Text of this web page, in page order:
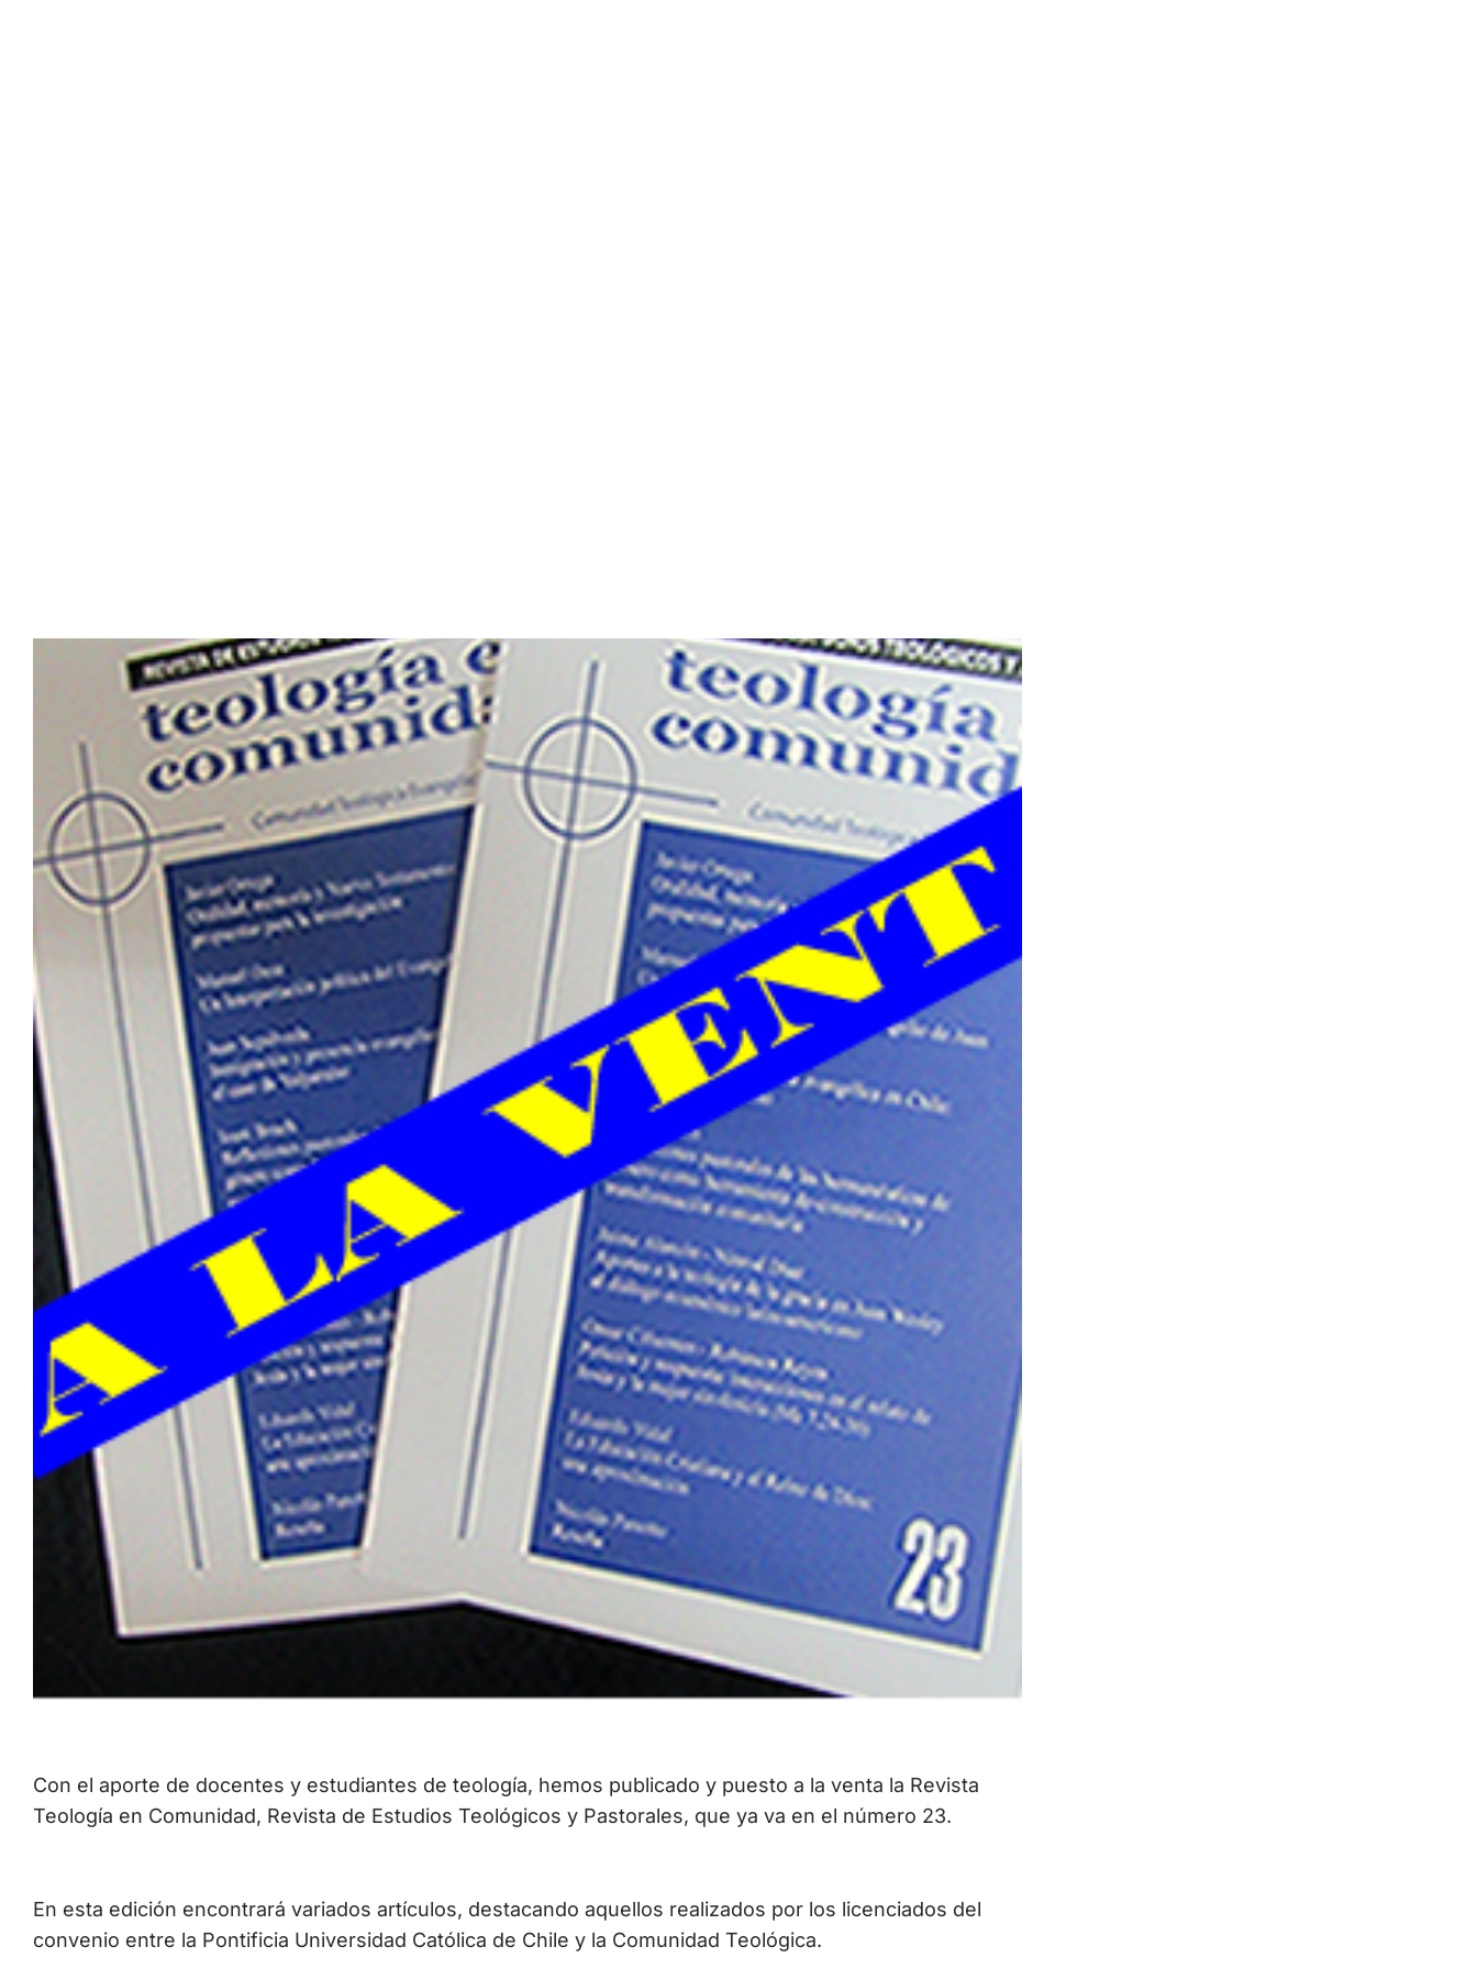
Con el aporte de docentes y estudiantes de teología, hemos publicado y puesto a la venta la Revista
Teología en Comunidad, Revista de Estudios Teológicos y Pastorales, que ya va en el número 23.
En esta edición encontrará variados artículos, destacando aquellos realizados por los licenciados del
convenio entre la Pontificia Universidad Católica de Chile y la Comunidad Teológica.